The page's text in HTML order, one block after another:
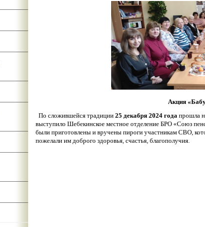
Акция
По сложившейся традиции 25 декабря 2024 года прошла
выступило Шебекинское местное отделение БРО «Союз
были приготовлены и вручены пироги участникам СВО,
пожелали им доброго здоровья, счастья, благополучия.